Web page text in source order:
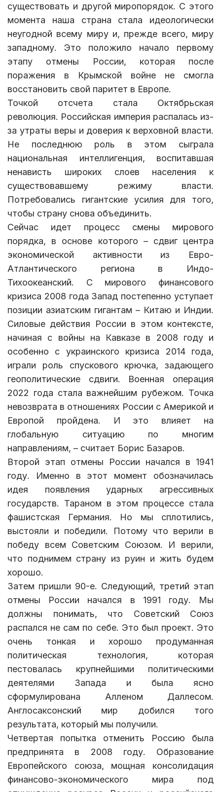
существовать и другой миропорядок. С этого
момента наша страна стала идеологически
неугодной всему миру и, прежде всего, миру
западному. Это положило начало первому
этапу отмены России, которая после
поражения в Крымской войне не смогла
восстановить свой паритет в Европе.
Точкой отсчета стала Октябрьская
революция. Российская империя распалась из-
за утраты веры и доверия к верховной власти.
Не последнюю роль в этом сыграла
национальная интеллигенция, воспитавшая
ненависть широких слоев населения к
существовавшему режиму власти.
Потребовались гигантские усилия для того,
чтобы страну снова объединить.
Сейчас идет процесс смены мирового
порядка, в основе которого – сдвиг центра
экономической активности из Евро-
Атлантического региона в Индо-
Тихоокеанский. С мирового финансового
кризиса 2008 года Запад постепенно уступает
позиции азиатским гигантам – Китаю и Индии.
Силовые действия России в этом контексте,
начиная с войны на Кавказе в 2008 году и
особенно с украинского кризиса 2014 года,
играли роль спускового крючка, задающего
геополитические сдвиги. Военная операция
2022 года стала важнейшим рубежом. Точка
невозврата в отношениях России с Америкой и
Европой пройдена. И это влияет на
глобальную ситуацию по многим
направлениям, – считает Борис Базаров.
Второй этап отмены России начался в 1941
году. Именно в этот момент обозначилась
идея появления ударных агрессивных
государств. Тараном в этом процессе стала
фашистская Германия. Но мы сплотились,
выстояли и победили. Потому что верили в
победу всем Советским Союзом. И верили,
что поднимем страну из руин и жить будем
хорошо.
Затем пришли 90-е. Следующий, третий этап
отмены России начался в 1991 году. Мы
должны понимать, что Советский Союз
распался не сам по себе. Это был проект. Это
очень тонкая и хорошо продуманная
политическая технология, которая
пестовалась крупнейшими политическими
деятелями Запада и была ясно
сформулирована Алленом Даллесом.
Англосаксонский мир добился того
результата, который мы получили.
Четвертая попытка отменить Россию была
предпринята в 2008 году. Образование
Европейского союза, мощная консолидация
финансово-экономического мира под